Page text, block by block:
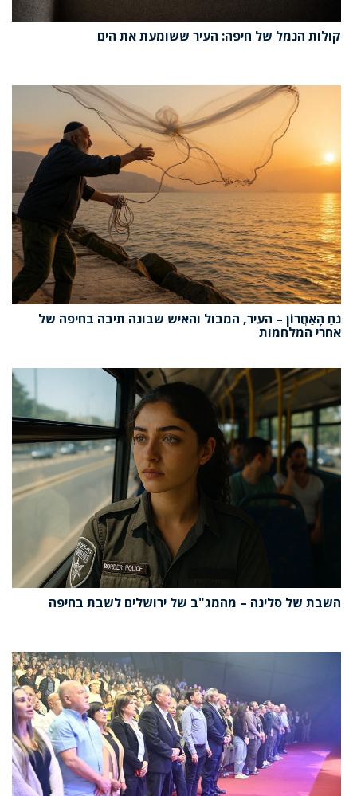
קולות הנמל של חיפה: העיר ששומעת את הים
נֹחַ הָאַחֲרוֹן – העיר, המבול והאיש שבונה תיבה בחיפה של
אחרי המלחמות
השבת של סלינה – מהמג"ב של ירושלים לשבת בחיפה